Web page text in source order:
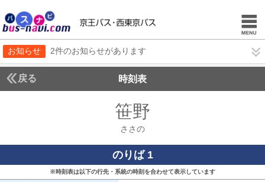
お知らせ 2件のお知らせがあります
戻る 時刻表
笹野
ささの
のりば 1
※時刻表は以下の行先・系統の時刻を合わせて表示しています